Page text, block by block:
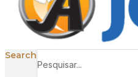
Search